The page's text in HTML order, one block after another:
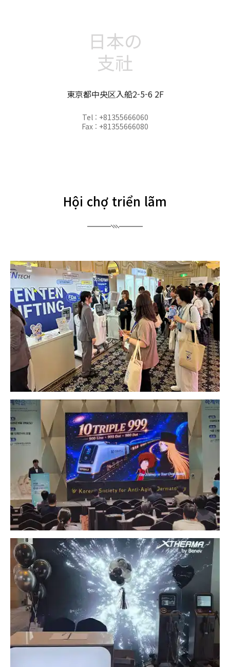
日本の
支社
東京都中央区入船2-5-6 2F
Tel : +81355666060
Fax : +81355666080
Hội chợ triển lãm